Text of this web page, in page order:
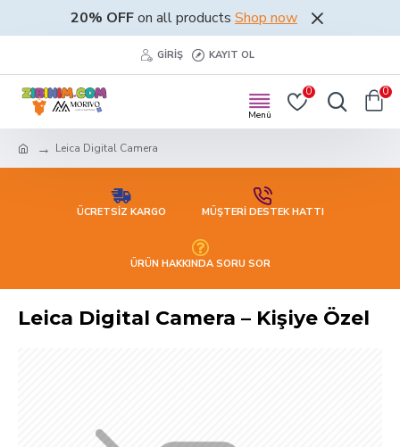
20% OFFon all products Shop now
GIRIŞ KAYIT OL
0 0
Leica Digital Camera
ÜCRETSİZ KARGO MÜŞTERİ DESTEK HATTI
ÜRÜN HAKKINDA SORU SOR
Leica Digital Camera – Kişiye Özel